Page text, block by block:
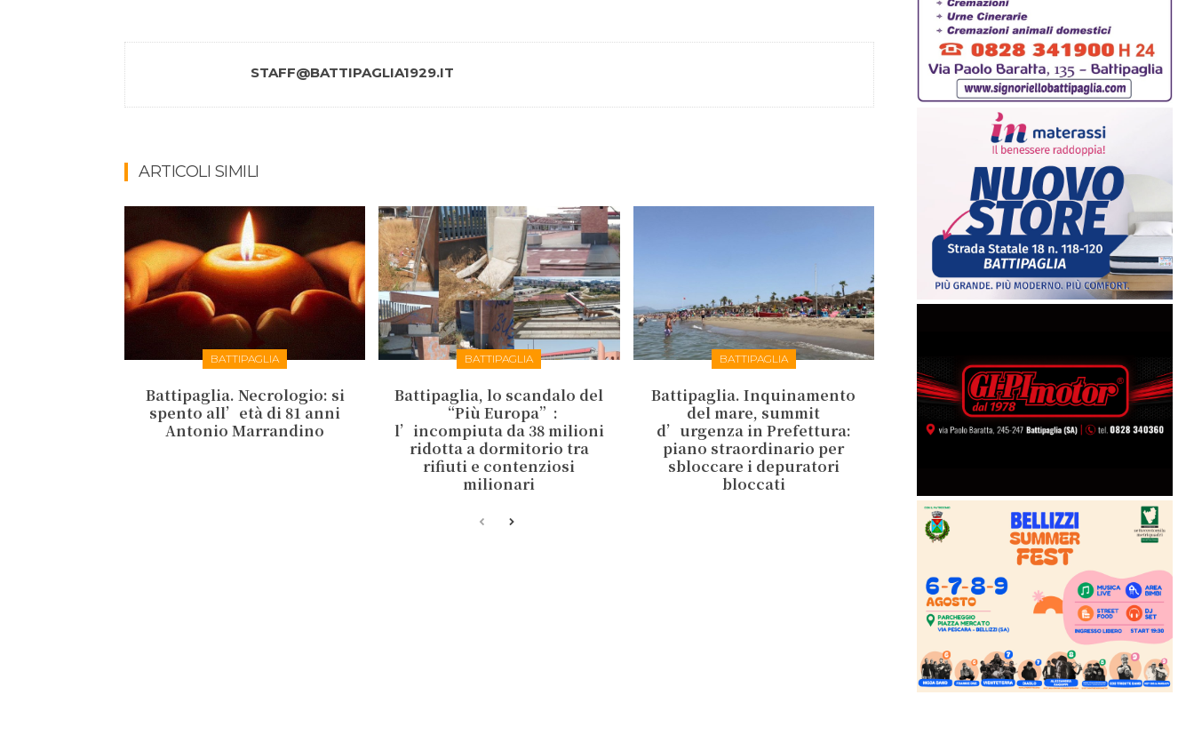
STAFF@BATTIPAGLIA1929.IT
ARTICOLI SIMILI
BATTIPAGLIA
Battipaglia. Necrologio: si
spento all’età di 81 anni
Antonio Marrandino
BATTIPAGLIA
Battipaglia, lo scandalo del
“Più Europa”:
l’incompiuta da 38 milioni
ridotta a dormitorio tra
rifiuti e contenziosi
milionari
BATTIPAGLIA
Battipaglia. Inquinamento
del mare, summit
d’urgenza in Prefettura:
piano straordinario per
sbloccare i depuratori
bloccati